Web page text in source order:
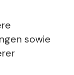
sowie